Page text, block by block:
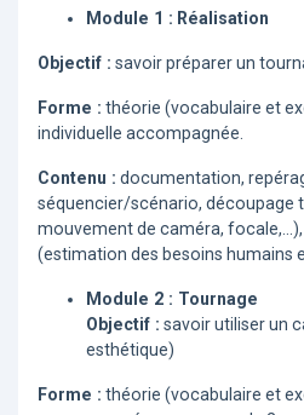
Module 1 : Réalisation
Objectif : savoir préparer un
Forme : théorie (vocabulaire et
individuelle accompagnée.
Contenu : documentation,
séquencier/scénario, découpage
mouvement de caméra,
(estimation des besoins humains
Module 2 : Tournage
Objectif : savoir utiliser un
esthétique)
Forme : théorie (vocabulaire et